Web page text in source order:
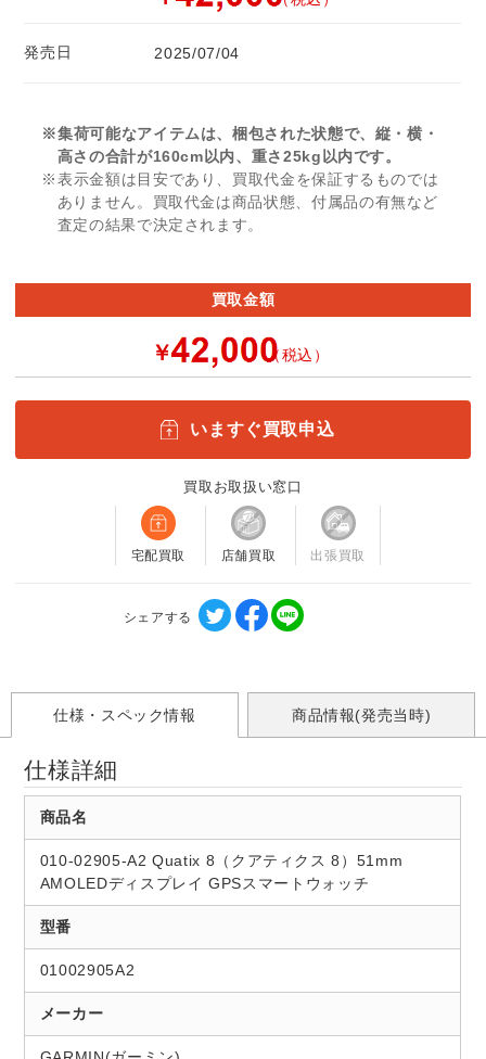
発売日 2025/07/04
※集荷可能なアイテムは、梱包された状態で、縦・横・
高さの合計が160cm以内、重さ25kg以内です。
※表示金額は目安であり、買取代金を保証するものでは
ありません。買取代金は商品状態、付属品の有無など
査定の結果で決定されます。
買取金額
￥ （税込）
いますぐ買取申込
買取お取扱い窓口
宅配買取 店舗買取 出張買取
シェアする
仕様・スペック情報 商品情報(発売当時)
仕様詳細
商品名
010-02905-A2 Quatix 8（クアティクス 8）51mm
AMOLEDディスプレイ GPSスマートウォッチ
型番
01002905A2
メーカー